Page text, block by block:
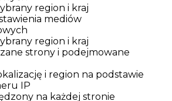
region i kraj
mediów
region i kraj
strony i podejmowane
i region na podstawie
IP
na każdej stronie